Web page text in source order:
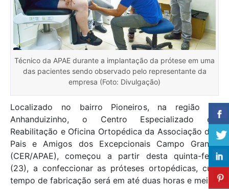
Técnico da APAE durante a implantação da prótese em uma
das pacientes sendo observado pelo representante da
empresa (Foto: Divulgação)
Localizado no bairro Pioneiros, na região do
Anhanduizinho, o Centro Especializado em
Reabilitação e Oficina Ortopédica da Associação dos
Pais e Amigos dos Excepcionais Campo Grande
(CER/APAE), começou a partir desta quinta-feira
(23), a confeccionar as próteses ortopédicas, cujo
tempo de fabricação será em até duas horas e meia.